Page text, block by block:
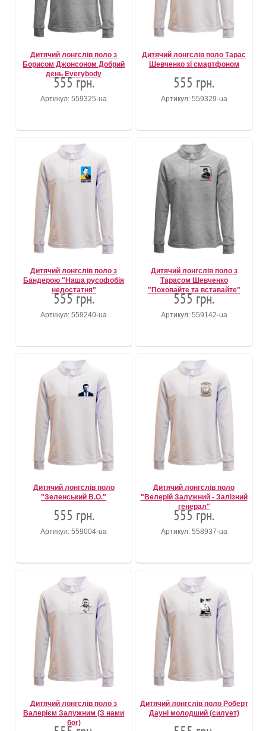
Дитячий лонгслів поло з
Борисом Джонсоном Добрий
день Everybody
555 грн.
Артикул: 559325-ua
Дитячий лонгслів поло Тарас
Шевченко зі смартфоном
555 грн.
Артикул: 559329-ua
Дитячий лонгслів поло з
Бандерою "Наша русофобія
недостатня"
555 грн.
Артикул: 559240-ua
Дитячий лонгслів поло з
Тарасом Шевченко
"Поховайте та вставайте"
555 грн.
Артикул: 559142-ua
Дитячий лонгслів поло
"Зеленський В.О."
555 грн.
Артикул: 559004-ua
Дитячий лонгслів поло
"Велерій Залужний - Залізний
генерал"
555 грн.
Артикул: 558937-ua
Дитячий лонгслів поло з
Валерієм Залужним (З нами
бог)
Дитячий лонгслів поло Роберт
Дауні молодший (силует)